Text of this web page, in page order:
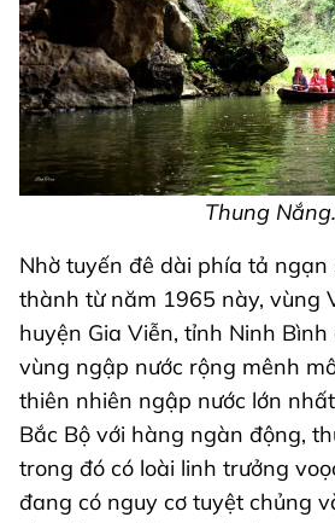
Thung Nắng.
Nhờ tuyến đê dài phía tả
thành từ năm 1965 này, vùng
huyện Gia Viễn, tỉnh Ninh
vùng ngập nước rộng mênh
thiên nhiên ngập nước lớn
Bắc Bộ với hàng ngàn động,
trong đó có loài linh trưởng
đang có nguy cơ tuyệt chủng